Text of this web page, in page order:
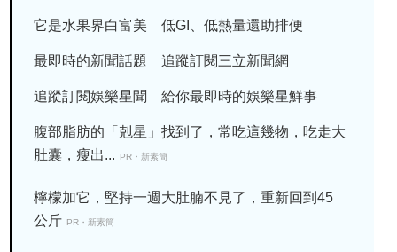
它是水果界白富美 低GI、低熱量還助排便
最即時的新聞話題 追蹤訂閱三立新聞網
追蹤訂閱娛樂星聞 給你最即時的娛樂星鮮事
腹部脂肪的「剋星」找到了，常吃這幾物，吃走大
肚囊，瘦出...
PR・新素簡
檸檬加它，堅持一週大肚腩不見了，重新回到45
公斤 PR・新素簡